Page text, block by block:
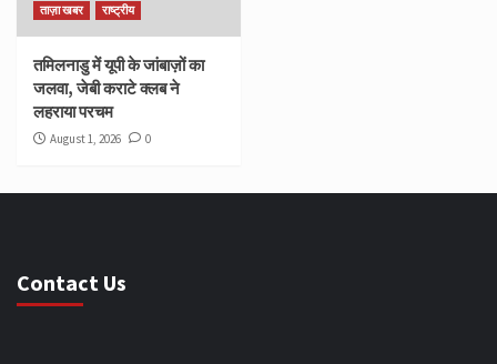
ताज़ा खबर राष्ट्रीय
तमिलनाडु में यूपी के जांबाज़ों का
जलवा, जेबी कराटे क्लब ने
लहराया परचम
August 1, 2026 0
Contact Us